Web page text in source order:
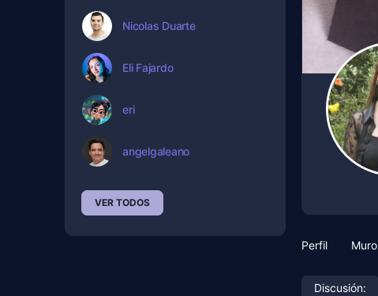
Perfil Muro
Discusión:
Nicolas Duarte
Eli Fajardo
eri
angelgaleano
VER TODOS